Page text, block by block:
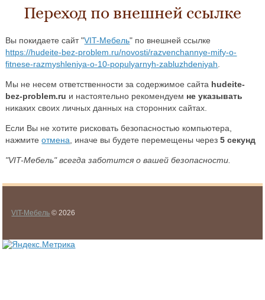
Переход по внешней ссылке
Вы покидаете сайт "VIT-Мебель" по внешней ссылке
https://hudeite-bez-problem.ru/novosti/razvenchannye-mify-o-
fitnese-razmyshleniya-o-10-populyarnyh-zabluzhdeniyah
Мы не несем ответственности за содержимое сайта hudeite-
bez-problem.ru и настоятельно рекомендуем не указывать
никаких своих личных данных на сторонних сайтах.
Если Вы не хотите рисковать безопасностью компьютера,
нажмитеотмена , иначе вы будете перемещены через5 секунд
"VIT-Мебель" всегда заботится о вашей безопасности.
VIT-Мебель © 2026